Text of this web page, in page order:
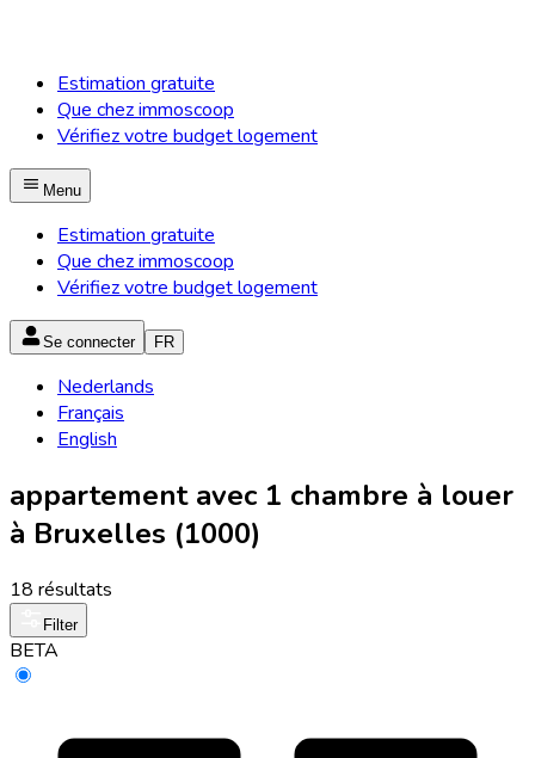
Estimation gratuite
Que chez immoscoop
Vérifiez votre budget logement
Menu
Estimation gratuite
Que chez immoscoop
Vérifiez votre budget logement
Se connecter FR
Nederlands
Français
English
appartement avec 1 chambre à louer
à Bruxelles (1000)
18 résultats
Filter
BETA